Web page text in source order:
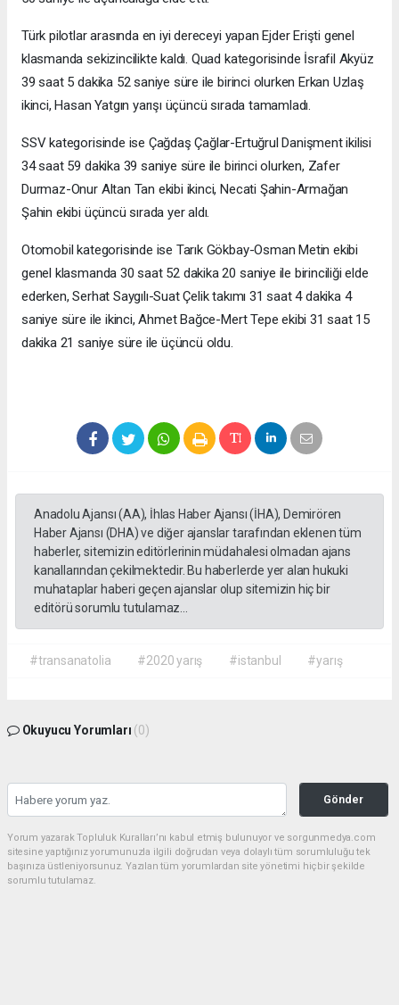
Türk pilotlar arasında en iyi dereceyi yapan Ejder Erişti genel
klasmanda sekizincilikte kaldı. Quad kategorisinde İsrafil Akyüz
39 saat 5 dakika 52 saniye süre ile birinci olurken Erkan Uzlaş
ikinci, Hasan Yatgın yarışı üçüncü sırada tamamladı.
SSV kategorisinde ise Çağdaş Çağlar-Ertuğrul Danişment ikilisi
34 saat 59 dakika 39 saniye süre ile birinci olurken, Zafer
Durmaz-Onur Altan Tan ekibi ikinci, Necati Şahin-Armağan
Şahin ekibi üçüncü sırada yer aldı.
Otomobil kategorisinde ise Tarık Gökbay-Osman Metin ekibi
genel klasmanda 30 saat 52 dakika 20 saniye ile birinciliği elde
ederken, Serhat Saygılı-Suat Çelik takımı 31 saat 4 dakika 4
saniye süre ile ikinci, Ahmet Bağce-Mert Tepe ekibi 31 saat 15
dakika 21 saniye süre ile üçüncü oldu.
Anadolu Ajansı (AA), İhlas Haber Ajansı (İHA), Demirören
Haber Ajansı (DHA) ve diğer ajanslar tarafından eklenen tüm
haberler, sitemizin editörlerinin müdahalesi olmadan ajans
kanallarından çekilmektedir. Bu haberlerde yer alan hukuki
muhataplar haberi geçen ajanslar olup sitemizin hiç bir
editörü sorumlu tutulamaz...
#transanatolia #2020 yarış #istanbul #yarış
Okuyucu Yorumları (0)
Gönder
Yorum yazarak Topluluk Kuralları’nı kabul etmiş bulunuyor ve sorgunmedya.com
sitesine yaptığınız yorumunuzla ilgili doğrudan veya dolaylı tüm sorumluluğu tek
başınıza üstleniyorsunuz. Yazılan tüm yorumlardan site yönetimi hiçbir şekilde
sorumlu tutulamaz.